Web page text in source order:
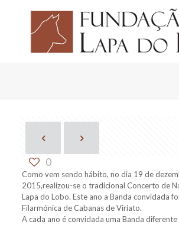
0
Como vem sendo hábito, no dia 19 de
2015,realizou-se o tradicional Concerto de
Lapa do Lobo. Este ano a Banda convidada
Filarmónica de Cabanas de Viriato.
A cada ano é convidada uma Banda